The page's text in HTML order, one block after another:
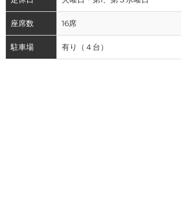
座席数 16席
駐車場 有り（４台）